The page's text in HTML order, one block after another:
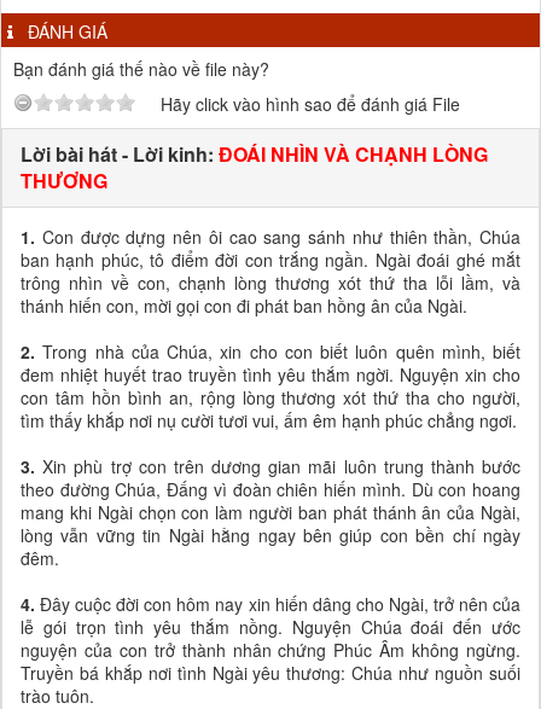
ĐÁNH GIÁ
Bạn đánh giá thế nào về file này?
Hãy click vào hình sao để đánh giá File
Lời bài hát - Lời kinh: ĐOÁI NHÌN VÀ CHẠNH LÒNG
THƯƠNG
1. Con được dựng nên ôi cao sang sánh như thiên thần, Chúa
ban hạnh phúc, tô điểm đời con trắng ngần. Ngài đoái ghé mắt
trông nhìn về con, chạnh lòng thương xót thứ tha lỗi lầm, và
thánh hiến con, mời gọi con đi phát ban hồng ân của Ngài.
2. Trong nhà của Chúa, xin cho con biết luôn quên mình, biết
đem nhiệt huyết trao truyền tình yêu thắm ngời. Nguyện xin cho
con tâm hồn bình an, rộng lòng thương xót thứ tha cho người,
tìm thấy khắp nơi nụ cười tươi vui, ấm êm hạnh phúc chẳng ngơi.
3. Xin phù trợ con trên dương gian mãi luôn trung thành bước
theo đường Chúa, Đấng vì đoàn chiên hiến mình. Dù con hoang
mang khi Ngài chọn con làm người ban phát thánh ân của Ngài,
lòng vẫn vững tin Ngài hằng ngay bên giúp con bền chí ngày
đêm.
4.Đây cuộc đời con hôm nay xin hiến dâng cho Ngài, trở nên của
lễ gói trọn tình yêu thắm nồng. Nguyện Chúa đoái đến ước
nguyện của con trở thành nhân chứng Phúc Âm không ngừng.
Truyền bá khắp nơi tình Ngài yêu thương: Chúa như nguồn suối
trào tuôn.